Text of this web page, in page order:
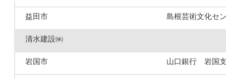
益田市 島根芸術文化セ
清水建設㈱
岩国市 山口銀行 岩国